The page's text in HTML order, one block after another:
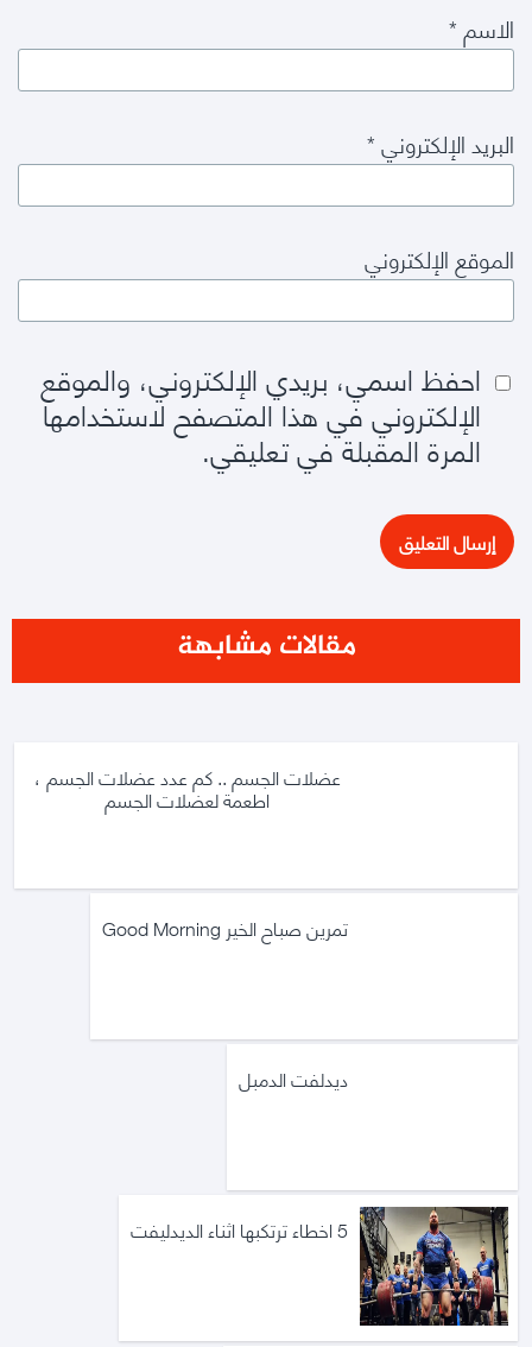
الاسم*
البريد الإلكتروني*
الموقع الإلكتروني
احفظ اسمي، بريدي الإلكتروني، والموقع
الإلكتروني في هذا المتصفح لاستخدامها
المرة المقبلة في تعليقي.
مقالات مشابهة
عضلات الجسم .. كم عدد عضلات الجسم ،
اطعمة لعضلات الجسم
تمرين صباح الخير Good Morning
ديدلفت الدمبل
5 اخطاء ترتكبها اثناء الديدليفت